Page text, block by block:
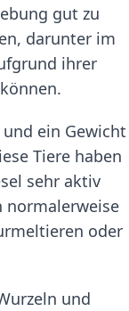
gut zu
darunter im
ihrer
ein Gewicht
Tiere haben
sehr aktiv
normalerweise
oder
und